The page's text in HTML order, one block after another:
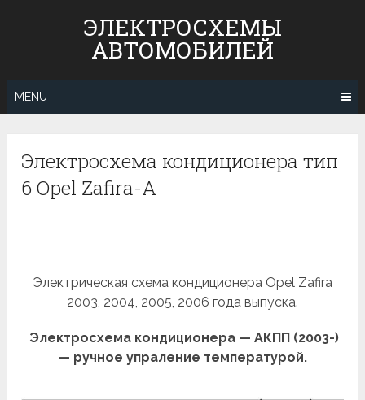
ЭЛЕКТРОСХЕМЫ
АВТОМОБИЛЕЙ
MENU
Электросхема кондиционера тип
6 Opel Zafira-A
Электрическая схема кондиционера Opel Zafira
2003, 2004, 2005, 2006 года выпуска.
Электросхема кондиционера — АКПП (2003-)
— ручное упраление температурой.